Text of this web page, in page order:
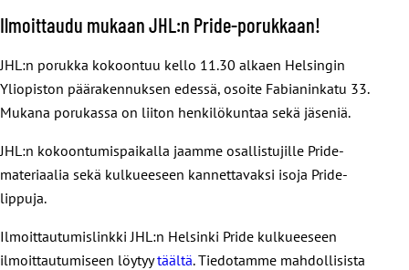
Ilmoittaudu mukaan JHL:n Pride-porukkaan!
JHL:n porukka kokoontuu kello 11.30 alkaen Helsingin
Yliopiston päärakennuksen edessä, osoite Fabianinkatu 33.
Mukana porukassa on liiton henkilökuntaa sekä jäseniä.
JHL:n kokoontumispaikalla jaamme osallistujille Pride-
materiaalia sekä kulkueeseen kannettavaksi isoja Pride-
lippuja.
Ilmoittautumislinkki JHL:n Helsinki Pride kulkueeseen
ilmoittautumiseen löytyytäältä. Tiedotamme mahdollisista